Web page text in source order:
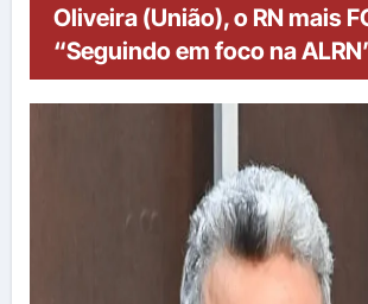
Oliveira (União), o RN mais
“Seguindo em foco na